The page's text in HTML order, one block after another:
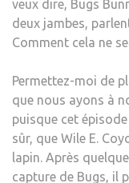
veux dire, Bugs
deux jambes,
Comment cela ne
Permettez-moi de
que nous ayons à
puisque cet épisode
sûr, que Wile E.
lapin. Après
capture de Bugs, il